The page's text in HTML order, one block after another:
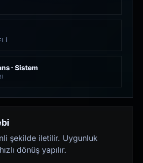
· Sistem
şekilde iletilir. Uygunluk
dönüş yapılır.